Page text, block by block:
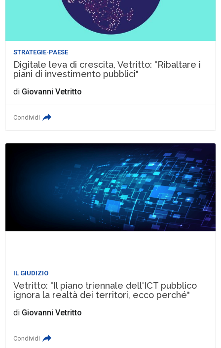
STRATEGIE-PAESE
Digitale leva di crescita, Vetritto: "Ribaltare i
piani di investimento pubblici"
di Giovanni Vetritto
Condividi
IL GIUDIZIO
Vetritto: "Il piano triennale dell'ICT pubblico
ignora la realtà dei territori, ecco perché"
di Giovanni Vetritto
Condividi